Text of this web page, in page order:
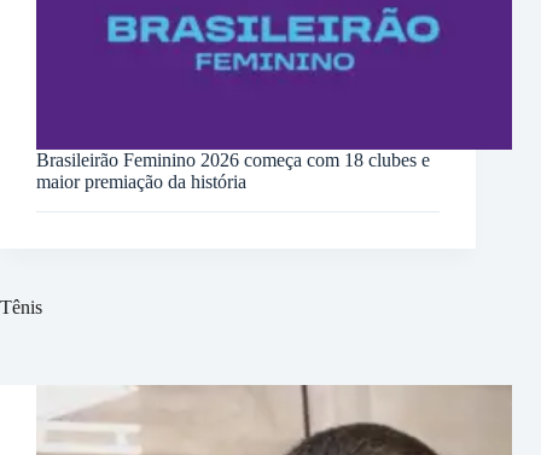
Brasileirão Feminino 2026 começa com 18 clubes e
maior premiação da história
Tênis